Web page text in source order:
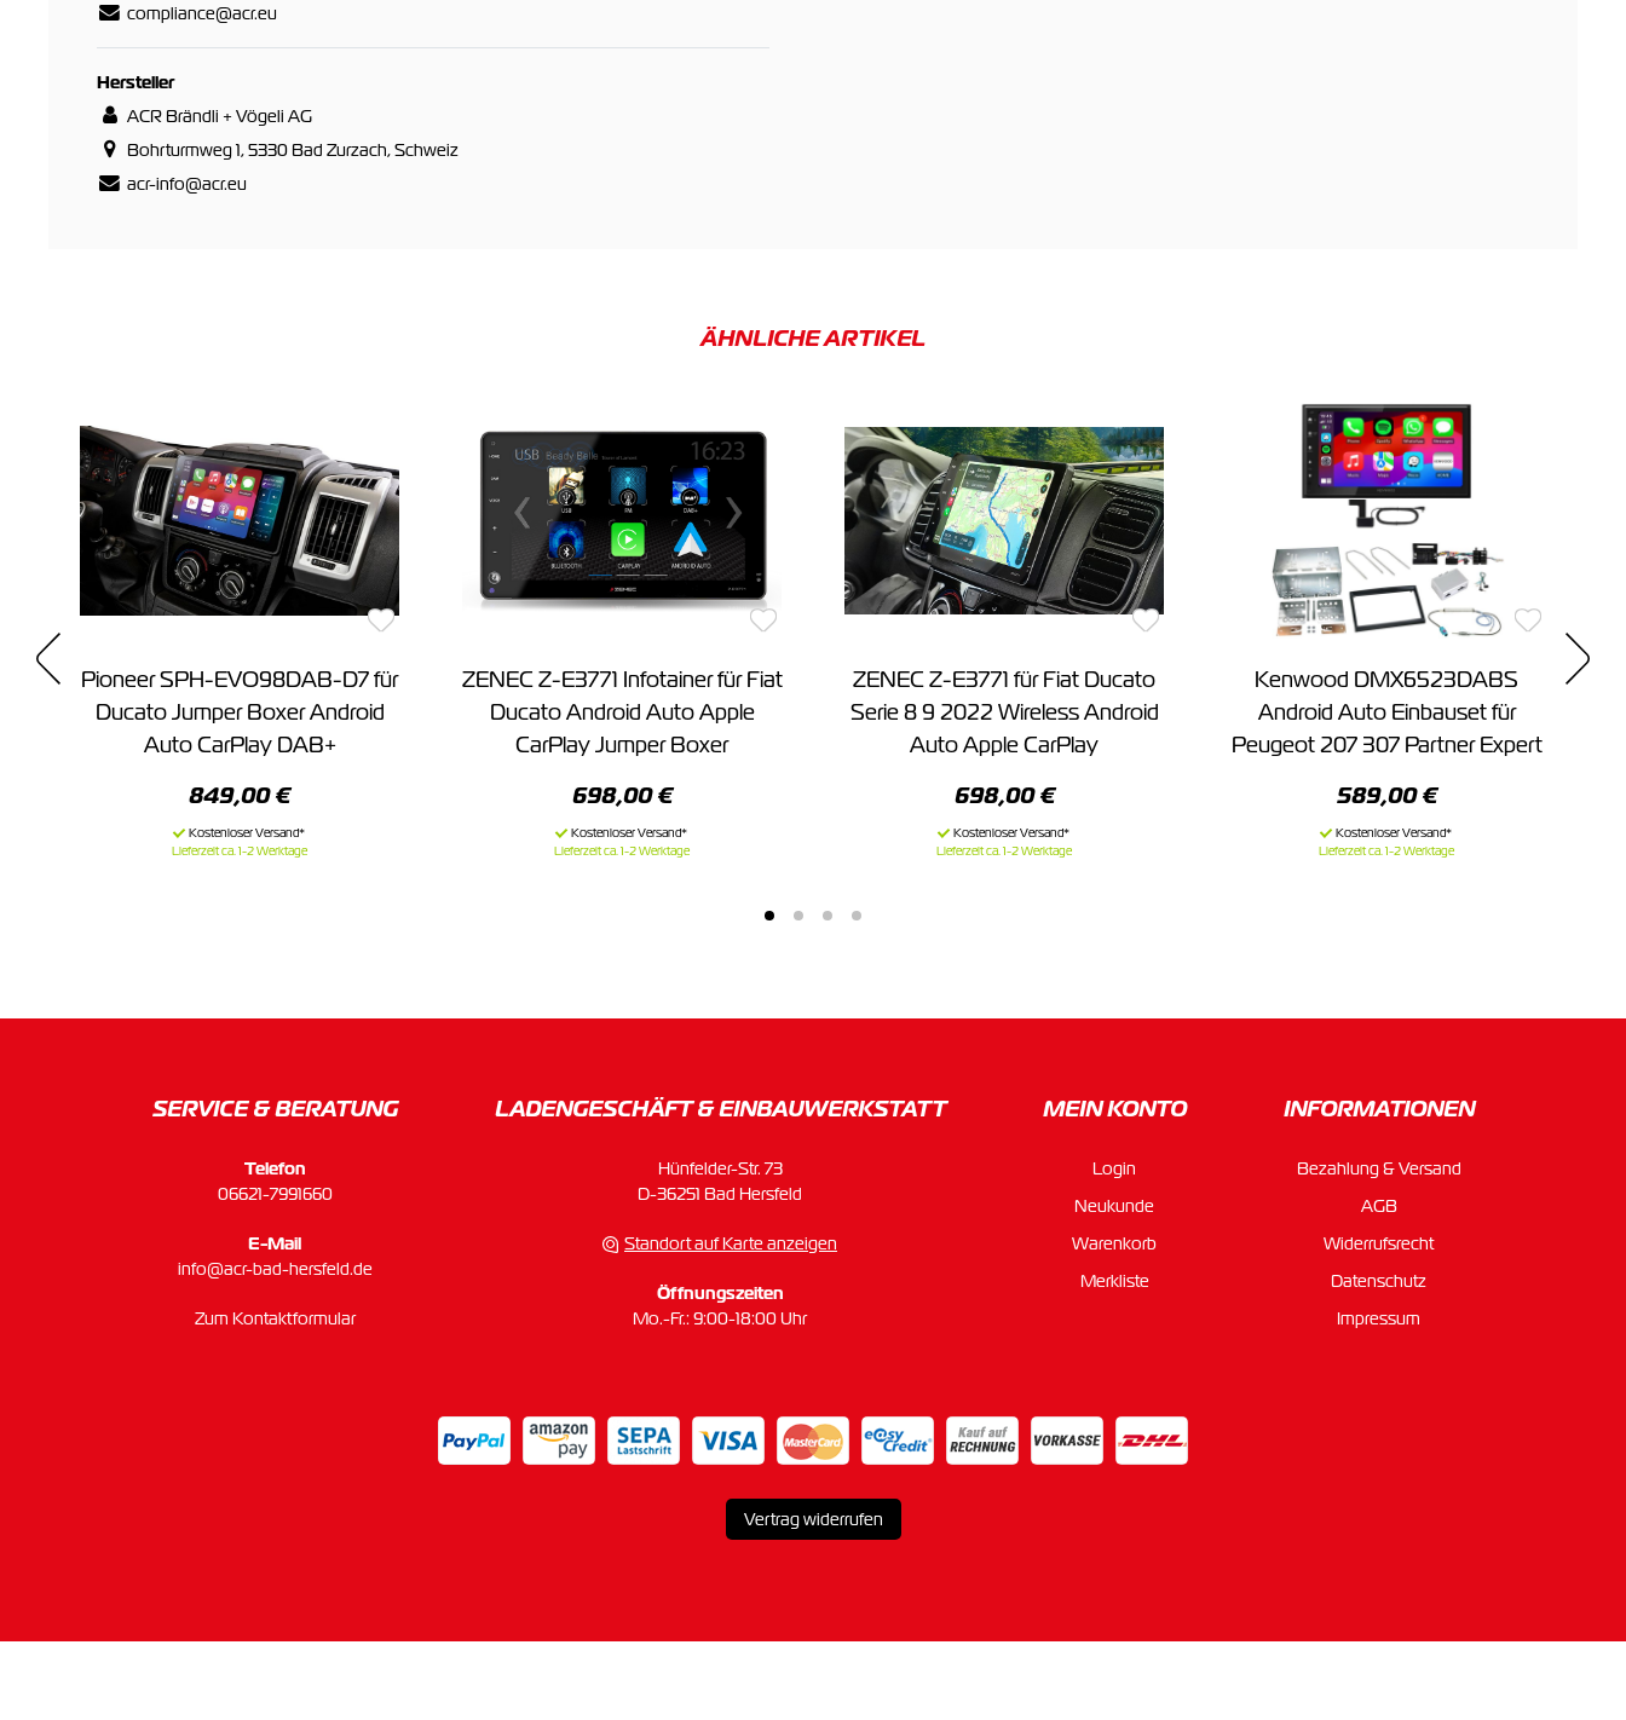
compliance@acr.eu
Hersteller
ACR Brändli + Vögeli AG
Bohrturmweg 1, 5330 Bad Zurzach, Schweiz
acr-info@acr.eu
ÄHNLICHE ARTIKEL
Pioneer SPH-EVO98DAB-D7 für
Ducato Jumper Boxer Android
Auto CarPlay DAB+
849,00 €
Lieferzeit ca. 1-2 Werktage
ZENEC Z-E3771 Infotainer für Fiat
Ducato Android Auto Apple
CarPlay Jumper Boxer
698,00 €
Lieferzeit ca. 1-2 Werktage
ZENEC Z-E3771 für Fiat Ducato
Serie 8 9 2022 Wireless Android
Auto Apple CarPlay
698,00 €
Lieferzeit ca. 1-2 Werktage
Kenwood DMX6523DABS
Android Auto Einbauset für
Peugeot 207 307 Partner Expert
589,00 €
Lieferzeit ca. 1-2 Werktage
SERVICE & BERATUNG
Telefon
06621-7991660
E-Mail
info@acr-bad-hersfeld.de
Zum Kontaktformular
LADENGESCHÄFT & EINBAU­WERKSTATT
Hünfelder-Str. 73
D-36251 Bad Hersfeld
Standort auf Karte anzeigen
Öffnungszeiten
Mo.-Fr.: 9:00-18:00 Uhr
MEIN KONTO
Login
Neukunde
Warenkorb
Merkliste
INFORMATIONEN
Bezahlung & Versand
AGB
Widerrufsrecht
Datenschutz
Impressum
Vertrag widerrufen